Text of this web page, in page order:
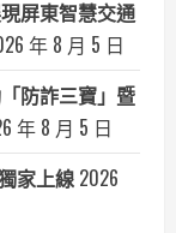
現屏東智慧交通
年 8 月 5 日
防詐三寶」暨
年 8 月 5 日
家上線 2026